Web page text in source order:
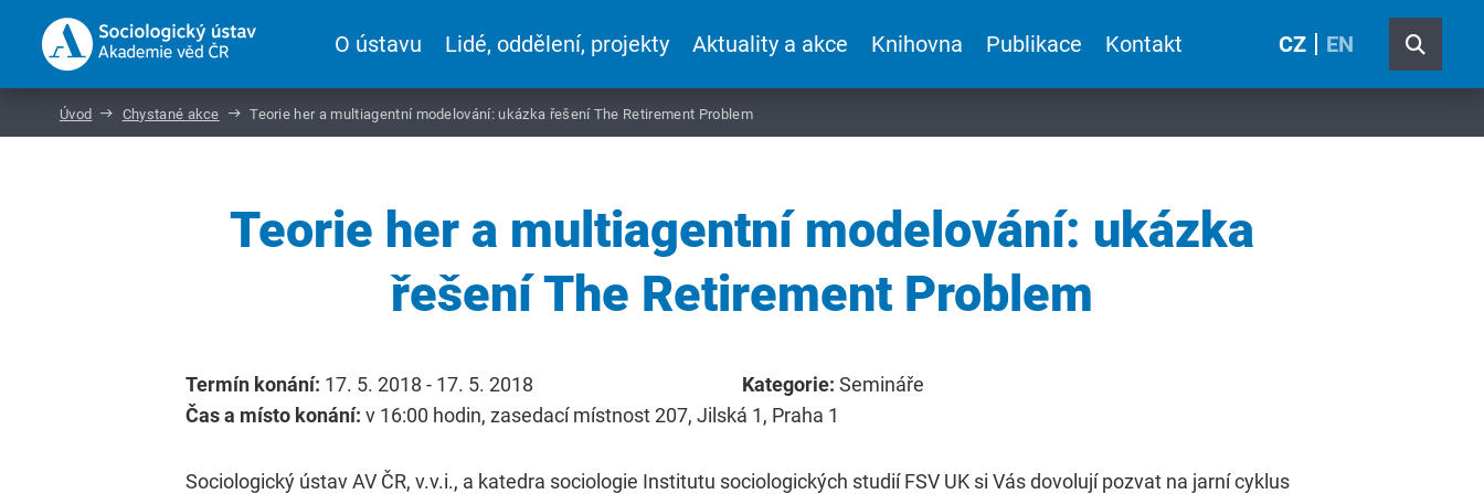
O ústavu Lidé, oddělení, projekty Aktuality a akce Knihovna Publikace Kontakt CZ EN
Úvod Chystané akce Teorie her a multiagentní modelování: ukázka řešení The Retirement Problem
Teorie her a multiagentní modelování: ukázka
řešení The Retirement Problem
Termín konání: 17. 5. 2018 - 17. 5. 2018 Kategorie: Semináře
Čas a místo konání: v 16:00 hodin, zasedací místnost 207, Jilská 1, Praha 1
Sociologický ústav AV ČR, v.v.i., a katedra sociologie Institutu sociologických studií FSV UK si Vás dovolují pozvat na jarní cyklus